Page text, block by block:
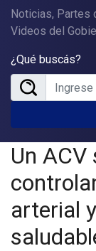
Noticias, Partes
Videos del
¿Qué buscás?
Un ACV
arterial